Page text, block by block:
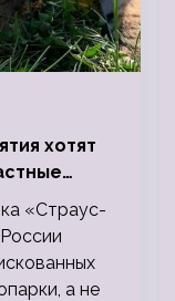
хотят
«Страус-
а не